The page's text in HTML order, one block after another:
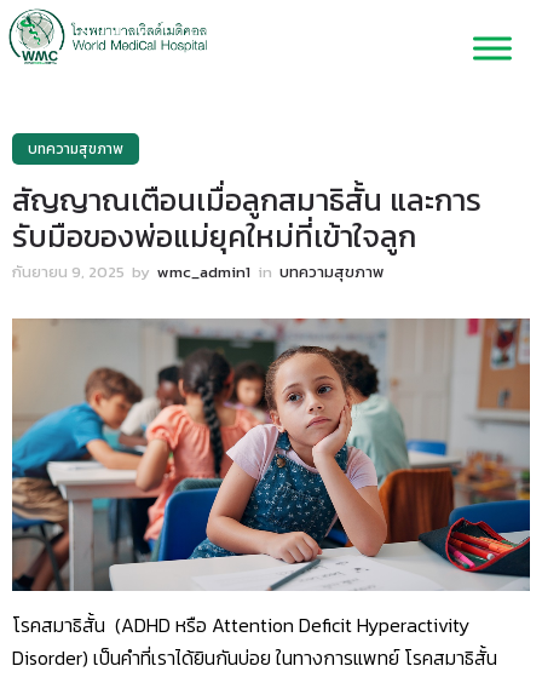
บทความสุขภาพ
สัญญาณเตือนเมื่อลูกสมาธิสั้น และการ
รับมือของพ่อแม่ยุคใหม่ที่เข้าใจลูก
กันยายน 9, 2025 by wmc_admin1 in บทความสุขภาพ
โรคสมาธิสั้น (ADHD หรือ Attention Deficit Hyperactivity
Disorder) เป็นคำที่เราได้ยินกันบ่อย ในทางการแพทย์ โรคสมาธิสั้น